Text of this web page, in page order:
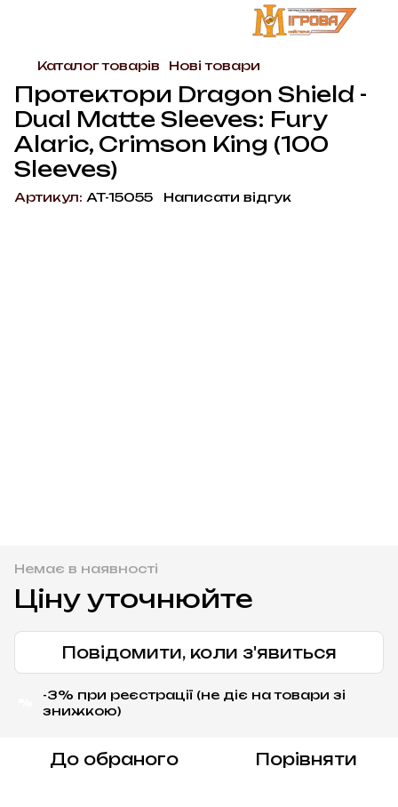
Каталог товарів Нові товари
Протектори Dragon Shield -
Dual Matte Sleeves: Fury
Alaric, Crimson King (100
Sleeves)
Артикул: AT-15055 Написати відгук
Немає в наявності
Ціну уточнюйте
Повідомити, коли з'явиться
-3% при реєстрації (не діє на товари зі
знижкою)
До обраного Порівняти